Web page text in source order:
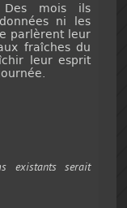
mois ils
ni les
parlèrent leur
fraîches du
leur esprit
existants serait